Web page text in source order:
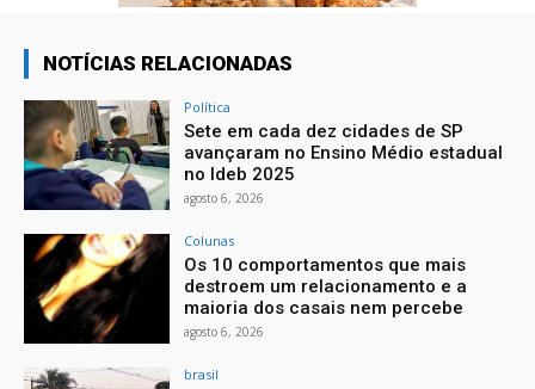
NOTÍCIAS RELACIONADAS
Política
Sete em cada dez cidades de SP
avançaram no Ensino Médio estadual
no Ideb 2025
agosto 6, 2026
Colunas
Os 10 comportamentos que mais
destroem um relacionamento e a
maioria dos casais nem percebe
agosto 6, 2026
brasil